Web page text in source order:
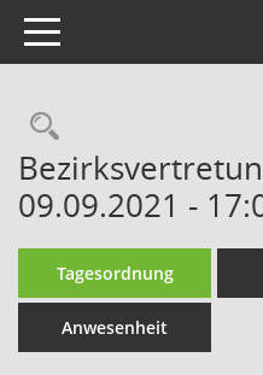
Toggle navigation
09.09.2021 -
Tagesordnung
Anwesenheit